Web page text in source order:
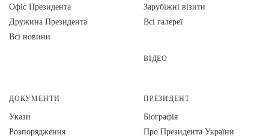
Офіс Президента
Дружина Президента
Всі новини
Зарубіжні візити
Всі галереї
ВІДЕО
ДОКУМЕНТИ
Укази
Розпорядження
ПРЕЗИДЕНТ
Біографія
Про Президента України